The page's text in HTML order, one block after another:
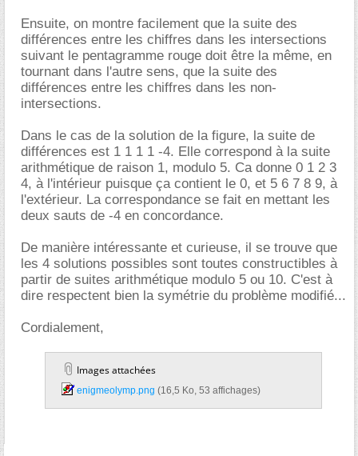
Ensuite, on montre facilement que la suite des
différences entre les chiffres dans les intersections
suivant le pentagramme rouge doit être la même, en
tournant dans l'autre sens, que la suite des
différences entre les chiffres dans les non-
intersections.
Dans le cas de la solution de la figure, la suite de
différences est 1 1 1 1 -4. Elle correspond à la suite
arithmétique de raison 1, modulo 5. Ca donne 0 1 2 3
4, à l'intérieur puisque ça contient le 0, et 5 6 7 8 9, à
l'extérieur. La correspondance se fait en mettant les
deux sauts de -4 en concordance.
De manière intéressante et curieuse, il se trouve que
les 4 solutions possibles sont toutes constructibles à
partir de suites arithmétique modulo 5 ou 10. C'est à
dire respectent bien la symétrie du problème modifié...
Cordialement,
Images attachées
enigmeolymp.png‎ (16,5 Ko, 53 affichages)